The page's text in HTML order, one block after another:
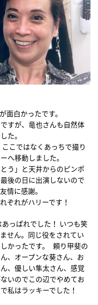
面白かったです。
すが、竜也さんも自然体
た。
こではなくあっちで撮り
へ移動しました。
う」と天井からのピンポ
後の日に出演しないので
情に感謝。
ぞれがハリーです！
っぱれでした！ いつも笑
せん。同じ役をされてい
かったです。 頼り甲斐の
、オープンな葵さん、お
、優しい隼太さん、感覚
いのでこの辺でやめてお
私はラッキーでした！